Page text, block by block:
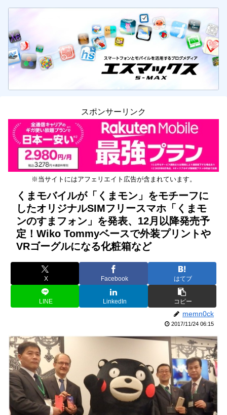
スポンサーリンク
※当サイトにはアフェリエイト広告が含まれています。
くまモバイルが「くまモン」をモチーフに
したオリジナルSIMフリースマホ「くまモ
ンのすまフォン」を発表、12月以降発売予
定！Wiko Tommyベースで外装プリントや
VRゴーグルになる化粧箱など
X Facebook はてブ
LINE LinkedIn コピー
memn0ck
2017/11/24 06:15